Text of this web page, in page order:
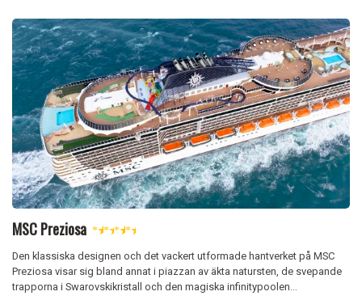
MSC Preziosa ★★★★
Den klassiska designen och det vackert utformade hantverket på MSC
Preziosa visar sig bland annat i piazzan av äkta natursten, de svepande
trapporna i Swarovskikristall och den magiska infinitypoolen...